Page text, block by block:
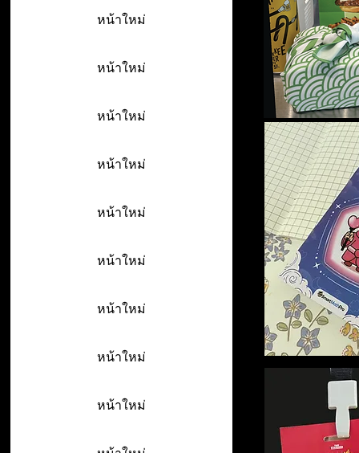
หน้าใหม่
หน้าใหม่
หน้าใหม่
หน้าใหม่
หน้าใหม่
หน้าใหม่
หน้าใหม่
หน้าใหม่
หน้าใหม่